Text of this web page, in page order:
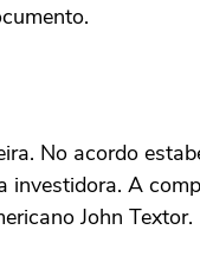
No acordo
investidora. A
John Textor.